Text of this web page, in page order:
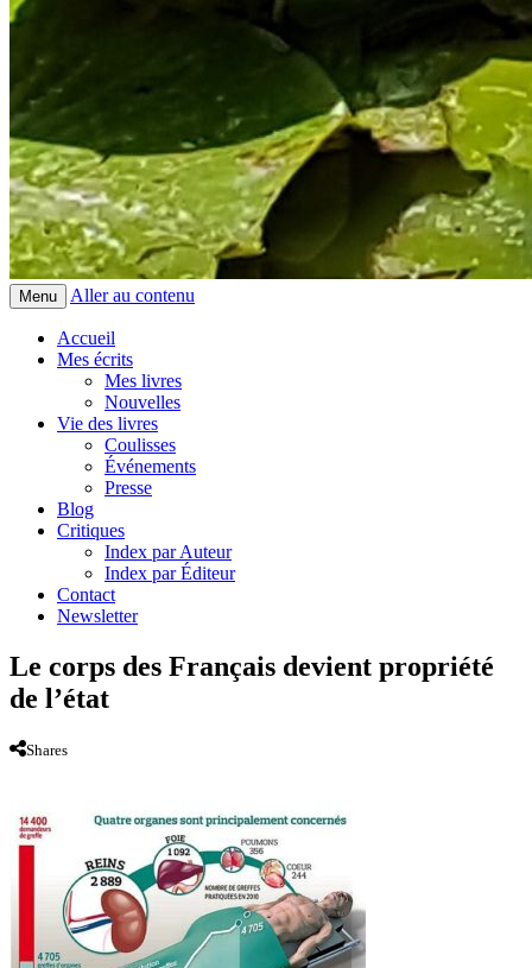
Menu Aller au contenu
Accueil
Mes écrits
Mes livres
Nouvelles
Vie des livres
Coulisses
Événements
Presse
Blog
Critiques
Index par Auteur
Index par Éditeur
Contact
Newsletter
Le corps des Français devient propriété
de l’état
Shares